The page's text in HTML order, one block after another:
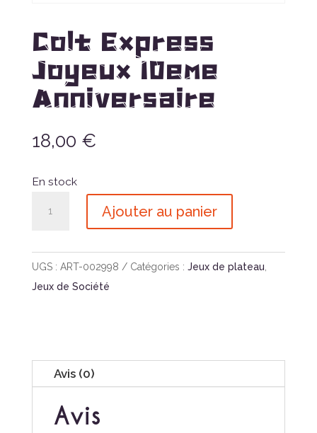
Colt Express
Joyeux 10eme
Anniversaire
18,00 €
En stock
Express
Joyeux
Ajouter au panier
UGS : ART-002998 Catégories : Jeux de plateau,
Jeux de Société
Avis (0)
Avis